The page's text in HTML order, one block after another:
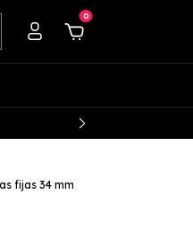
0
fijas 34 mm